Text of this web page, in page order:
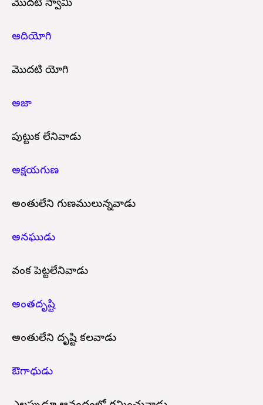
మొదటి స్వామి
ఆదియోగి
మొదటి యోగి
అజా
పుట్టుక లేనివాడు
అక్షయగుణ
అంతులేని గుణములున్నవాడు
అనఘుడు
వంక పెట్టలేనివాడు
అంతదృష్టి
అంతులేని దృష్టి కలవాడు
ఔగాధుడు